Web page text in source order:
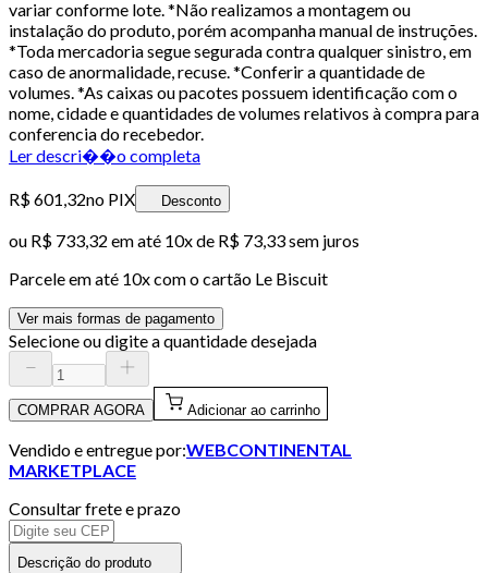
variar conforme lote. *Não realizamos a montagem ou
instalação do produto, porém acompanha manual de instruções.
*Toda mercadoria segue segurada contra qualquer sinistro, em
caso de anormalidade, recuse. *Conferir a quantidade de
volumes. *As caixas ou pacotes possuem identificação com o
nome, cidade e quantidades de volumes relativos à compra para
conferencia do recebedor.
Ler descri��o completa
R$ 601,32no PIX Desconto
ou R$ 733,32 em até 10x de R$ 73,33 sem juros
Parcele em até 10x com o cartão Le Biscuit
Ver mais formas de pagamento
Selecione ou digite a quantidade desejada
COMPRAR AGORA Adicionar ao carrinho
Vendido e entregue por:WEBCONTINENTAL
MARKETPLACE
Consultar frete e prazo
Descrição do produto